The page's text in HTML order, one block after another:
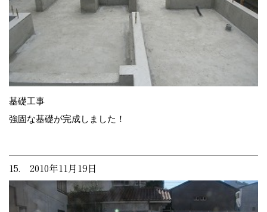
基礎工事
強固な基礎が完成しました！
15. 2010年11月19日